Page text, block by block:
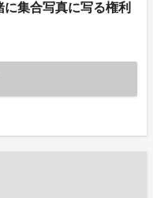
に集合写真に写る権利